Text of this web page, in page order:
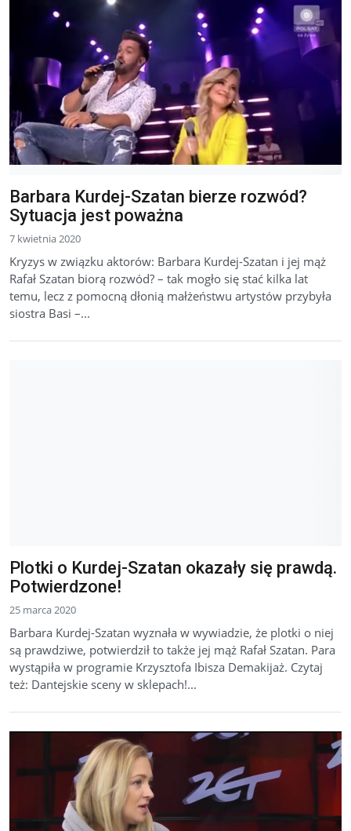
Barbara Kurdej-Szatan bierze rozwód?
Sytuacja jest poważna
7 kwietnia 2020
Kryzys w związku aktorów: Barbara Kurdej-Szatan i jej mąż
Rafał Szatan biorą rozwód? – tak mogło się stać kilka lat
temu, lecz z pomocną dłonią małżeństwu artystów przybyła
siostra Basi –...
Plotki o Kurdej-Szatan okazały się prawdą.
Potwierdzone!
25 marca 2020
Barbara Kurdej-Szatan wyznała w wywiadzie, że plotki o niej
są prawdziwe, potwierdził to także jej mąż Rafał Szatan. Para
wystąpiła w programie Krzysztofa Ibisza Demakijaż. Czytaj
też: Dantejskie sceny w sklepach!...